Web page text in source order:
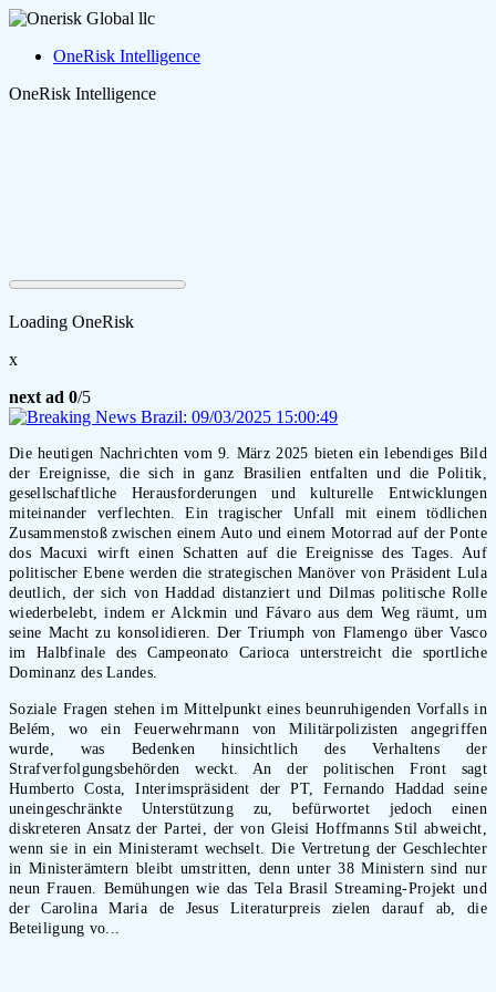
OneRisk Intelligence
OneRisk Intelligence
Loading OneRisk
x
next ad 0/5
Die heutigen Nachrichten vom 9. März 2025 bieten ein lebendiges Bild
der Ereignisse, die sich in ganz Brasilien entfalten und die Politik,
gesellschaftliche Herausforderungen und kulturelle Entwicklungen
miteinander verflechten. Ein tragischer Unfall mit einem tödlichen
Zusammenstoß zwischen einem Auto und einem Motorrad auf der Ponte
dos Macuxi wirft einen Schatten auf die Ereignisse des Tages. Auf
politischer Ebene werden die strategischen Manöver von Präsident Lula
deutlich, der sich von Haddad distanziert und Dilmas politische Rolle
wiederbelebt, indem er Alckmin und Fávaro aus dem Weg räumt, um
seine Macht zu konsolidieren. Der Triumph von Flamengo über Vasco
im Halbfinale des Campeonato Carioca unterstreicht die sportliche
Dominanz des Landes.
Soziale Fragen stehen im Mittelpunkt eines beunruhigenden Vorfalls in
Belém, wo ein Feuerwehrmann von Militärpolizisten angegriffen
wurde, was Bedenken hinsichtlich des Verhaltens der
Strafverfolgungsbehörden weckt. An der politischen Front sagt
Humberto Costa, Interimspräsident der PT, Fernando Haddad seine
uneingeschränkte Unterstützung zu, befürwortet jedoch einen
diskreteren Ansatz der Partei, der von Gleisi Hoffmanns Stil abweicht,
wenn sie in ein Ministeramt wechselt. Die Vertretung der Geschlechter
in Ministerämtern bleibt umstritten, denn unter 38 Ministern sind nur
neun Frauen. Bemühungen wie das Tela Brasil Streaming-Projekt und
der Carolina Maria de Jesus Literaturpreis zielen darauf ab, die
Beteiligung vo...